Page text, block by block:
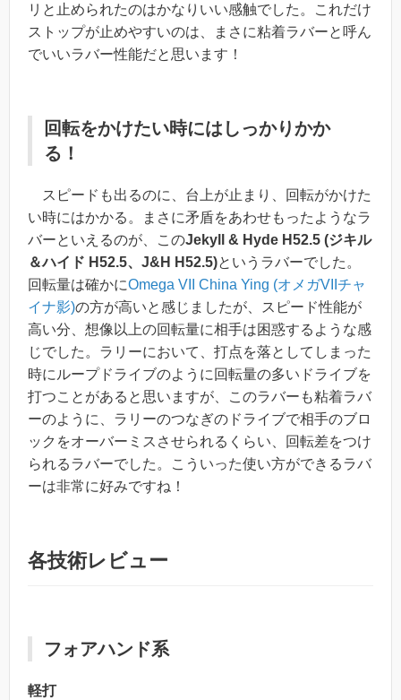
リと止められたのはかなりいい感触でした。これだけ
ストップが止めやすいのは、まさに粘着ラバーと呼ん
でいいラバー性能だと思います！
回転をかけたい時にはしっかりかか
る！
スピードも出るのに、台上が止まり、回転がかけた
い時にはかかる。まさに矛盾をあわせもったようなラ
バーといえるのが、このJekyll & Hyde H52.5 (ジキル
＆ハイド H52.5、J&H H52.5)というラバーでした。
回転量は確かにOmega VII China Ying (オメガVIIチャ
イナ影)の方が高いと感じましたが、スピード性能が
高い分、想像以上の回転量に相手は困惑するような感
じでした。ラリーにおいて、打点を落としてしまった
時にループドライブのように回転量の多いドライブを
打つことがあると思いますが、このラバーも粘着ラバ
ーのように、ラリーのつなぎのドライブで相手のブロ
ックをオーバーミスさせられるくらい、回転差をつけ
られるラバーでした。こういった使い方ができるラバ
ーは非常に好みですね！
各技術レビュー
フォアハンド系
軽打